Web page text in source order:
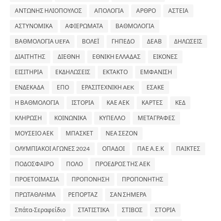
ΑΝΤΩΝΗΣ ΗΛΙΟΠΟΥΛΟΣ ΑΠΟΛΟΓΙΑ ΑΡΘΡΟ ΑΣΤΕΙΑ
ΑΣΤΥΝΟΜΙΚΑ ΑΦΙΕΡΩΜΑΤΑ ΒΑΘΜΟΛΟΓΙΑ
ΒΑΘΜΟΛΟΓΙΑ UEFA ΒΟΛΕΪ ΓΗΠΕΔΟ ΔΕΑΒ ΔΗΛΩΣΕΙΣ
ΔΙΑΙΤΗΤΗΣ ΔΙΕΘΝΗ ΕΘΝΙΚΗ ΕΛΛΑΔΑΣ ΕΙΚΟΝΕΣ
ΕΙΣΙΤΗΡΙΑ ΕΚΔΗΛΩΣΕΙΣ ΕΚΤΑΚΤΟ ΕΜΦΑΝΙΣΗ
ΕΝΔΕΚΑΔΑ ΕΠΟ ΕΡΑΣΙΤΕΧΝΙΚΗ AEK ΕΣΑΚΕ
Η ΒΑΘΜΟΛΟΓΙΑ ΙΣΤΟΡΙΑ ΚΑΕ ΑΕΚ ΚΑΡΤΕΣ ΚΕΔ
ΚΛΗΡΩΣΗ ΚΟΙΝΩΝΙΚΑ ΚΥΠΕΛΛΟ ΜΕΤΑΓΡΑΦΕΣ
ΜΟΥΣΕΙΟ ΑΕΚ ΜΠΑΣΚΕΤ ΝΕΑ ΣΕΖΟΝ
ΟΛΥΜΠΙΑΚΟΙ ΑΓΩΝΕΣ 2024 ΟΠΑΔΟΙ ΠΑΕ Α.Ε.Κ ΠΑΙΚΤΕΣ
ΠΟΔΟΣΦΑΙΡΟ ΠΟΛΟ ΠΡΟΕΔΡΟΣ ΤΗΣ ΑΕΚ
ΠΡΟΕΤΟΙΜΑΣΙΑ ΠΡΟΠΟΝΗΣΗ ΠΡΟΠΟΝΗΤΗΣ
ΠΡΩΤΑΘΛΗΜΑ ΡΕΠΟΡΤΑΖ ΣΑΝ ΣΗΜΕΡΑ
Σπάτα-Σεραφείδιο ΣΤΑΤΙΣΤΙΚΑ ΣΤΙΒΟΣ ΣΤΟΡΙΑ